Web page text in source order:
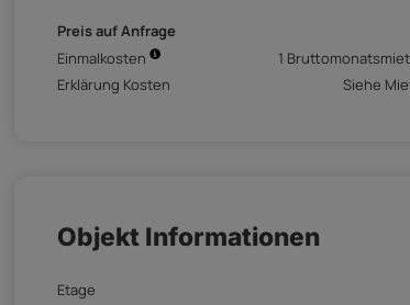
Preis auf Anfrage
Einmalkosten
1
Erklärung Kosten
Siehe
Objekt Informationen
Etage